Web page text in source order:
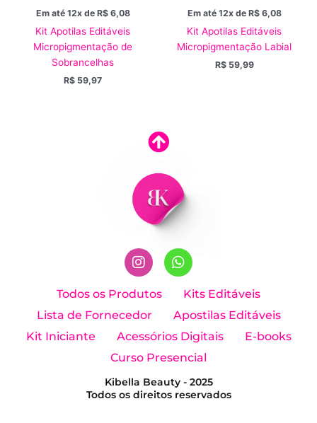
Em até 12x de R$6,08
Kit Apotilas Editáveis
Micropigmentação de
Sobrancelhas
R$ 59,97
Em até 12x de R$6,08
Kit Apotilas Editáveis
Micropigmentação Labial
R$59,99
I
n
t
a
r
a
m
W
h
t
s
p
Todos os Produtos
Kits Editáveis
Lista de Fornecedor
Apostilas Editáveis
Kit Iniciante
Acessórios Digitais
E-books
Curso Presencial
Kibella Beauty - 2025
Todos os direitos reservados